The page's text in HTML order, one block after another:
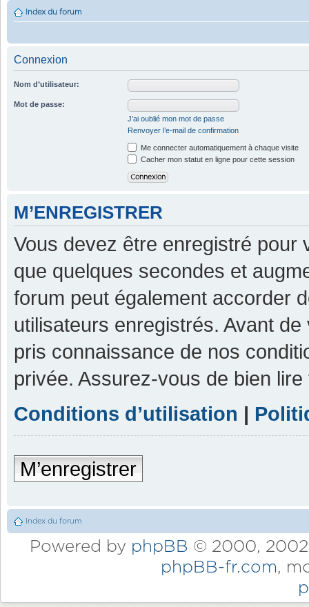
Index du forum
Connexion
Nom d’utilisateur:
Mot de passe:
J’ai oublié mon mot de passe
Renvoyer l’e-mail de confirmation
Me connecter automatiquement à chaque visite
Cacher mon statut en ligne pour cette session
M’ENREGISTRER
Vous devez être enregistré pour
que quelques secondes et
forum peut également accorder
utilisateurs enregistrés. Avant
pris connaissance de nos
privée. Assurez-vous de bien
Conditions d’utilisation |
M’enregistrer
Index du forum
Powered by phpBB © 2000,
phpBB-fr.com,